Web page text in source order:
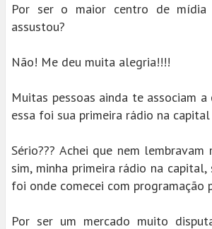
Por ser o maior centro de
assustou?
Não! Me deu muita alegria!!!!
Muitas pessoas ainda te associam
essa foi sua primeira rádio na
Sério??? Achei que nem lembravam
sim, minha primeira rádio na
foi onde comecei com programação
Por ser um mercado muito